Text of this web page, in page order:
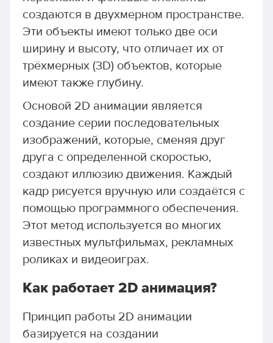
создаются в двухмерном пространстве.
Эти объекты имеют только две оси
ширину и высоту, что отличает их от
трёхмерных (3D) объектов, которые
имеют также глубину.
Основой 2D анимации является
создание серии последовательных
изображений, которые, сменяя друг
друга с определенной скоростью,
создают иллюзию движения. Каждый
кадр рисуется вручную или создаётся с
помощью программного обеспечения.
Этот метод используется во многих
известных мультфильмах, рекламных
роликах и видеоиграх.
Как работает 2D анимация?
Принцип работы 2D анимации
базируется на создании